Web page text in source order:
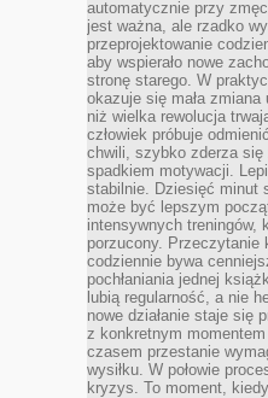
automatycznie przy
jest ważna, ale rzadko
przeprojektowanie
aby wspierało nowe
stronę starego. W
okazuje się mała
niż wielka rewolucja
człowiek próbuje
chwili, szybko zderza się
spadkiem motywacji.
stabilnie. Dziesięć minut
może być lepszym
intensywnych treningów,
porzucony. Przeczytanie
codziennie bywa
pochłaniania jednej
lubią regularność, a nie
nowe działanie staje się
z konkretnym
czasem przestanie
wysiłku. W połowie
kryzys. To moment,